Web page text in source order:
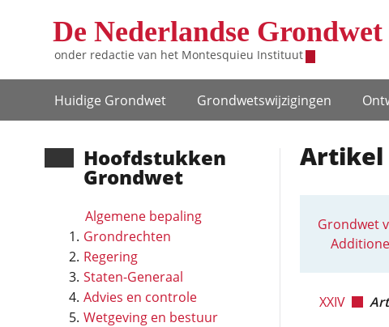
De Nederlandse Grondwet
onder redactie van het Montesquieu Instituut
Hoofdnavigatie
Huidige Grondwet Grondwets­wijzigingen
Hoofd­stukken
Grondwet
Algemene bepaling
Grondrechten
Regering
Staten-Generaal
Advies en controle
Wetgeving en bestuur
Artikel
Grondwet
XXIV